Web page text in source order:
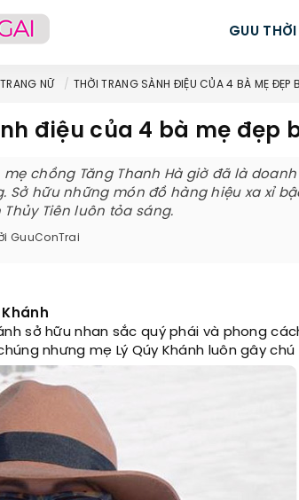
GUU
NỮ THỜI TRANG SÀNH ĐIỆU CỦA 4 BÀ MẸ ĐẸP
điệu của 4 bà mẹ đẹp
mẹ chồng Tăng Thanh Hà giờ đã là
Sở hữu những món đồ hàng hiệu xa xỉ
Tiên luôn tỏa sáng.
GuuConTrai
Khánh
sở hữu nhan sắc quý phái và phong
nhưng mẹ Lý Qúy Khánh luôn gây